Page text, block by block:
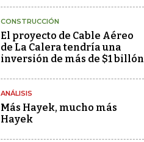
CONSTRUCCIÓN
El proyecto de Cable Aéreo
de La Calera tendría una
inversión de más de $1 billón
ANÁLISIS
Más Hayek, mucho más
Hayek